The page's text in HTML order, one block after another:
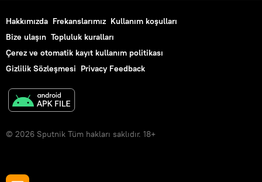
Hakkımızda Frekanslarımız Kullanım koşulları
Bize ulaşın Topluluk kuralları
Çerez ve otomatik kayıt kullanım politikası
Gizlilik Sözleşmesi Privacy Feedback
© 2026 Sputnik Tüm hakları saklıdır. 18+